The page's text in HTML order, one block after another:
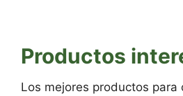
Productos
Los mejores productos para